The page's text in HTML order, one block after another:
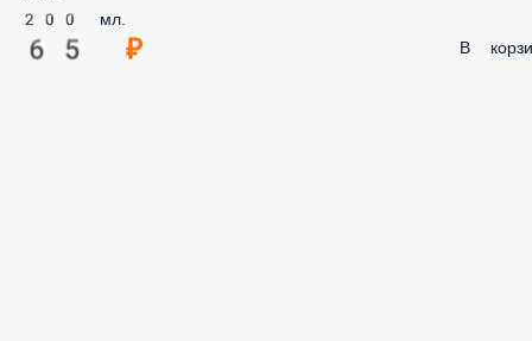
200 мл.
65 ₽ В